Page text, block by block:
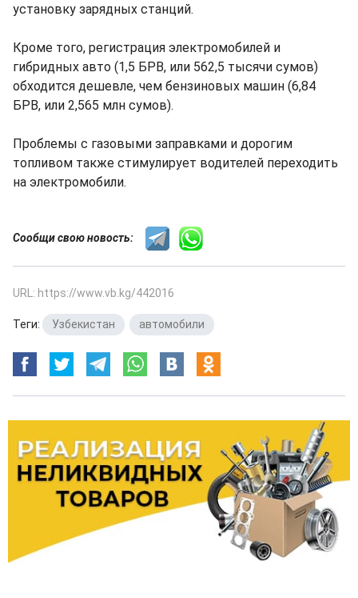
установку зарядных станций.
Кроме того, регистрация электромобилей и
гибридных авто (1,5 БРВ, или 562,5 тысячи сумов)
обходится дешевле, чем бензиновых машин (6,84
БРВ, или 2,565 млн сумов).
Проблемы с газовыми заправками и дорогим
топливом также стимулирует водителей переходить
на электромобили.
Сообщи свою новость:
URL: https://www.vb.kg/442016
Теги: Узбекистан автомобили